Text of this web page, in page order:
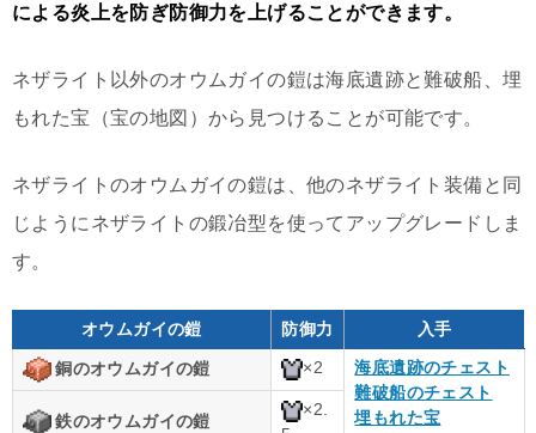
による炎上を防ぎ防御力を上げることができます。
ネザライト以外のオウムガイの鎧は海底遺跡と難破船、埋
もれた宝（宝の地図）から見つけることが可能です。
ネザライトのオウムガイの鎧は、他のネザライト装備と同
じようにネザライトの鍛冶型を使ってアップグレードしま
す。
オウムガイの鎧 防御力 入手
銅のオウムガイの鎧 ×2
海底遺跡のチェスト
難破船のチェスト
埋もれた宝
鉄のオウムガイの鎧
×2.